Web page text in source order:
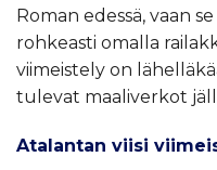
Roman edessä, vaan
rohkeasti omalla
viimeistely on
tulevat maaliverkot
Atalantan viisi